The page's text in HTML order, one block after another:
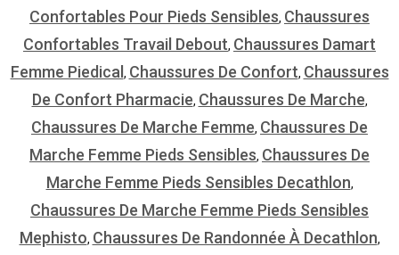
Confortables Pour Pieds Sensibles, Chaussures
Confortables Travail Debout, Chaussures Damart
Femme Piedical , Chaussures De Confort, Chaussures
De Confort Pharmacie, Chaussures De Marche,
Chaussures De Marche Femme, Chaussures De
Marche Femme Pieds Sensibles, Chaussures De
Marche Femme Pieds Sensibles Decathlon,
Chaussures De Marche Femme Pieds Sensibles
Mephisto, Chaussures De Randonnée À Decathlon,